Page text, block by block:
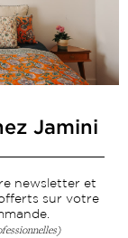
Jamini
newsletter et
sur votre